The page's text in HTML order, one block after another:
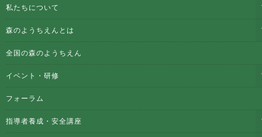
私たちについて
森のようちえんとは
全国の森のようちえん
イベント・研修
フォーラム
指導者養成・安全講座